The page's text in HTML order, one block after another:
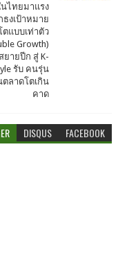
นไทยมาแรง
ธงเป้าหมาย
ตแบบเท่าตัว
Growth)
ยายปีก สู่ K-
รับ คนรุ่น
ลาดโตเกิน
คาด
DISQUS FACEBOOK